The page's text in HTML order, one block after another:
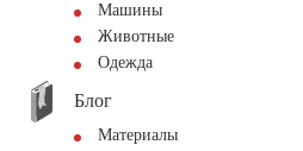
Машины
Животные
Одежда
Блог
Материалы